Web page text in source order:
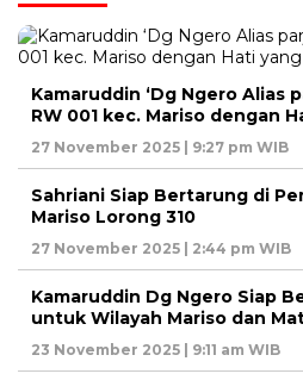
Kamaruddin ‘Dg Ngero Alias
RW 001 kec. Mariso dengan
27 November 2025 | 9:27 pm WIB
Sahriani Siap Bertarung di
Mariso Lorong 310
27 November 2025 | 2:44 pm WIB
Kamaruddin Dg Ngero Siap
untuk Wilayah Mariso dan
23 November 2025 | 9:11 am WIB